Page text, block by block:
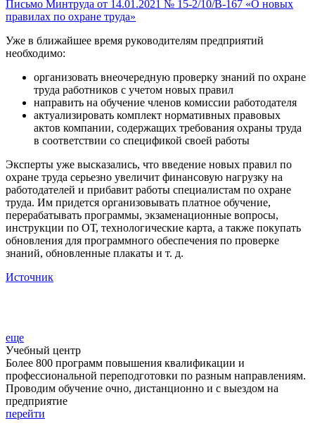
Письмо Минтруда от 14.01.2021 № 15-2/10/В-167 «О новых
правилах по охране труда»
Уже в ближайшее время руководителям предприятий
необходимо:
организовать внеочередную проверку знаний по охране
труда работников с учетом новых правил
направить на обучение членов комиссии работодателя
актуализировать комплект нормативных правовых
актов компании, содержащих требования охраны труда
в соответствии со спецификой своей работы
Эксперты уже высказались, что введение новых правил по
охране труда серьезно увеличит финансовую нагрузку на
работодателей и прибавит работы специалистам по охране
труда. Им придется организовывать платное обучение,
перерабатывать программы, экзаменационные вопросы,
инструкции по ОТ, технологические карта, а также покупать
обновления для программного обеспечения по проверке
знаний, обновленные плакаты и т. д.
Источник
еще
Учебный центр
Более 800 программ повышения квалификации и
профессиональной переподготовки по разным направлениям.
Проводим обучение очно, дистанционно и с выездом на
предприятие
перейти